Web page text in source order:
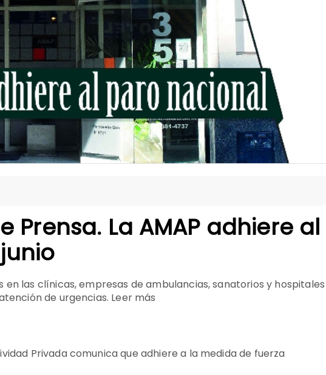
Prensa. La AMAP adhiere al
en las clínicas, empresas de ambulancias, sanatorios y hospitales
de urgencias. Leer más
Privada comunica que adhiere a la medida de fuerza